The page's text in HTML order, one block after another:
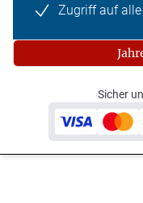
Zugriff auf
Sicher